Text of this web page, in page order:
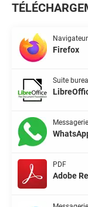
Firefox
Suite
PDF
Adobe